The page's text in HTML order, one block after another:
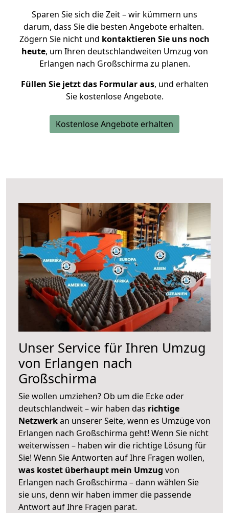
Sparen Sie sich die Zeit – wir kümmern uns
darum, dass Sie die besten Angebote erhalten.
Zögern Sie nicht und kontaktieren Sie uns noch
heute, um Ihren deutschlandweiten Umzug von
Erlangen nach Großschirma zu planen.
Füllen Sie jetzt das Formular aus, und erhalten
Sie kostenlose Angebote.
Kostenlose Angebote erhalten
Unser Service für Ihren Umzug
von Erlangen nach
Großschirma
Sie wollen umziehen? Ob um die Ecke oder
deutschlandweit – wir haben das richtige
Netzwerkan unserer Seite, wenn es Umzüge von
Erlangen nach Großschirma geht! Wenn Sie nicht
weiterwissen – haben wir die richtige Lösung für
Sie! Wenn Sie Antworten auf Ihre Fragen wollen,
was kostet überhaupt mein Umzug von
Erlangen nach Großschirma – dann wählen Sie
sie uns, denn wir haben immer die passende
Antwort auf Ihre Fragen parat.